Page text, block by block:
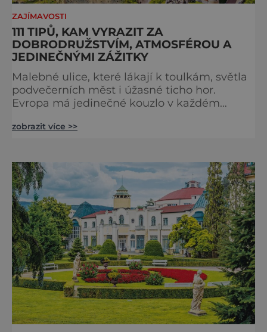
ZAJÍMAVOSTI
111 TIPŮ, KAM VYRAZIT ZA
DOBRODRUŽSTVÍM, ATMOSFÉROU A
JEDINEČNÝMI ZÁŽITKY
Malebné ulice, které lákají k toulkám, světla
podvečerních měst i úžasné ticho hor.
Evropa má jedinečné kouzlo v každém
zve na cestu plnou inspirace, dobrodružství i
podobě. Města s neopakovatelnou
atmosférou Vydejte se s námi na prohlídku
měst, která patří k
zobrazit více >>